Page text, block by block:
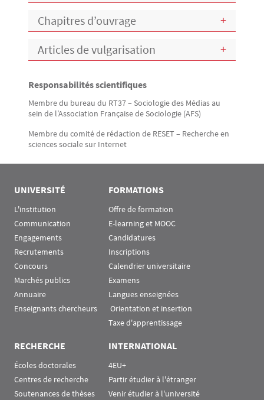
Chapitres d’ouvrage
Articles de vulgarisation
Texte
Responsabilités scientifiques
Membre du bureau du RT37 – Sociologie des Médias au
sein de l’Association Française de Sociologie (AFS)
Membre du comité de rédaction de RESET – Recherche en
sciences sociale sur Internet
UNIVERSITÉ
L'institution
Communication
Engagements
Recrutements
Concours
Marchés publics
Annuaire
Enseignants chercheurs
FORMATIONS
Offre de formation
E-learning et MOOC
Candidatures
Inscriptions
Calendrier universitaire
Examens
Langues enseignées
Orientation et insertion
Taxe d'apprentissage
RECHERCHE
Écoles doctorales
Centres de recherche
Soutenances de thèses
INTERNATIONAL
4EU+
Partir étudier à l'étranger
Venir étudier à l'université